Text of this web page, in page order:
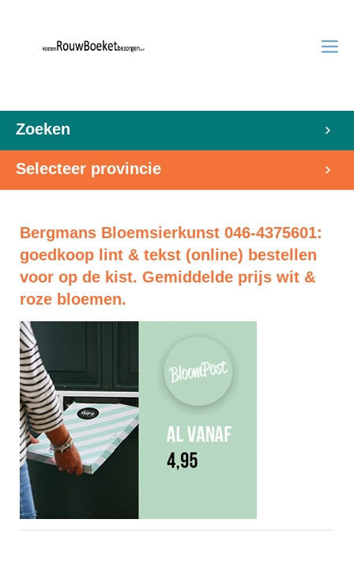
Zoeken
Selecteer provincie
Bergmans Bloemsierkunst 046-4375601:
goedkoop lint & tekst (online) bestellen
voor op de kist. Gemiddelde prijs wit &
roze bloemen.